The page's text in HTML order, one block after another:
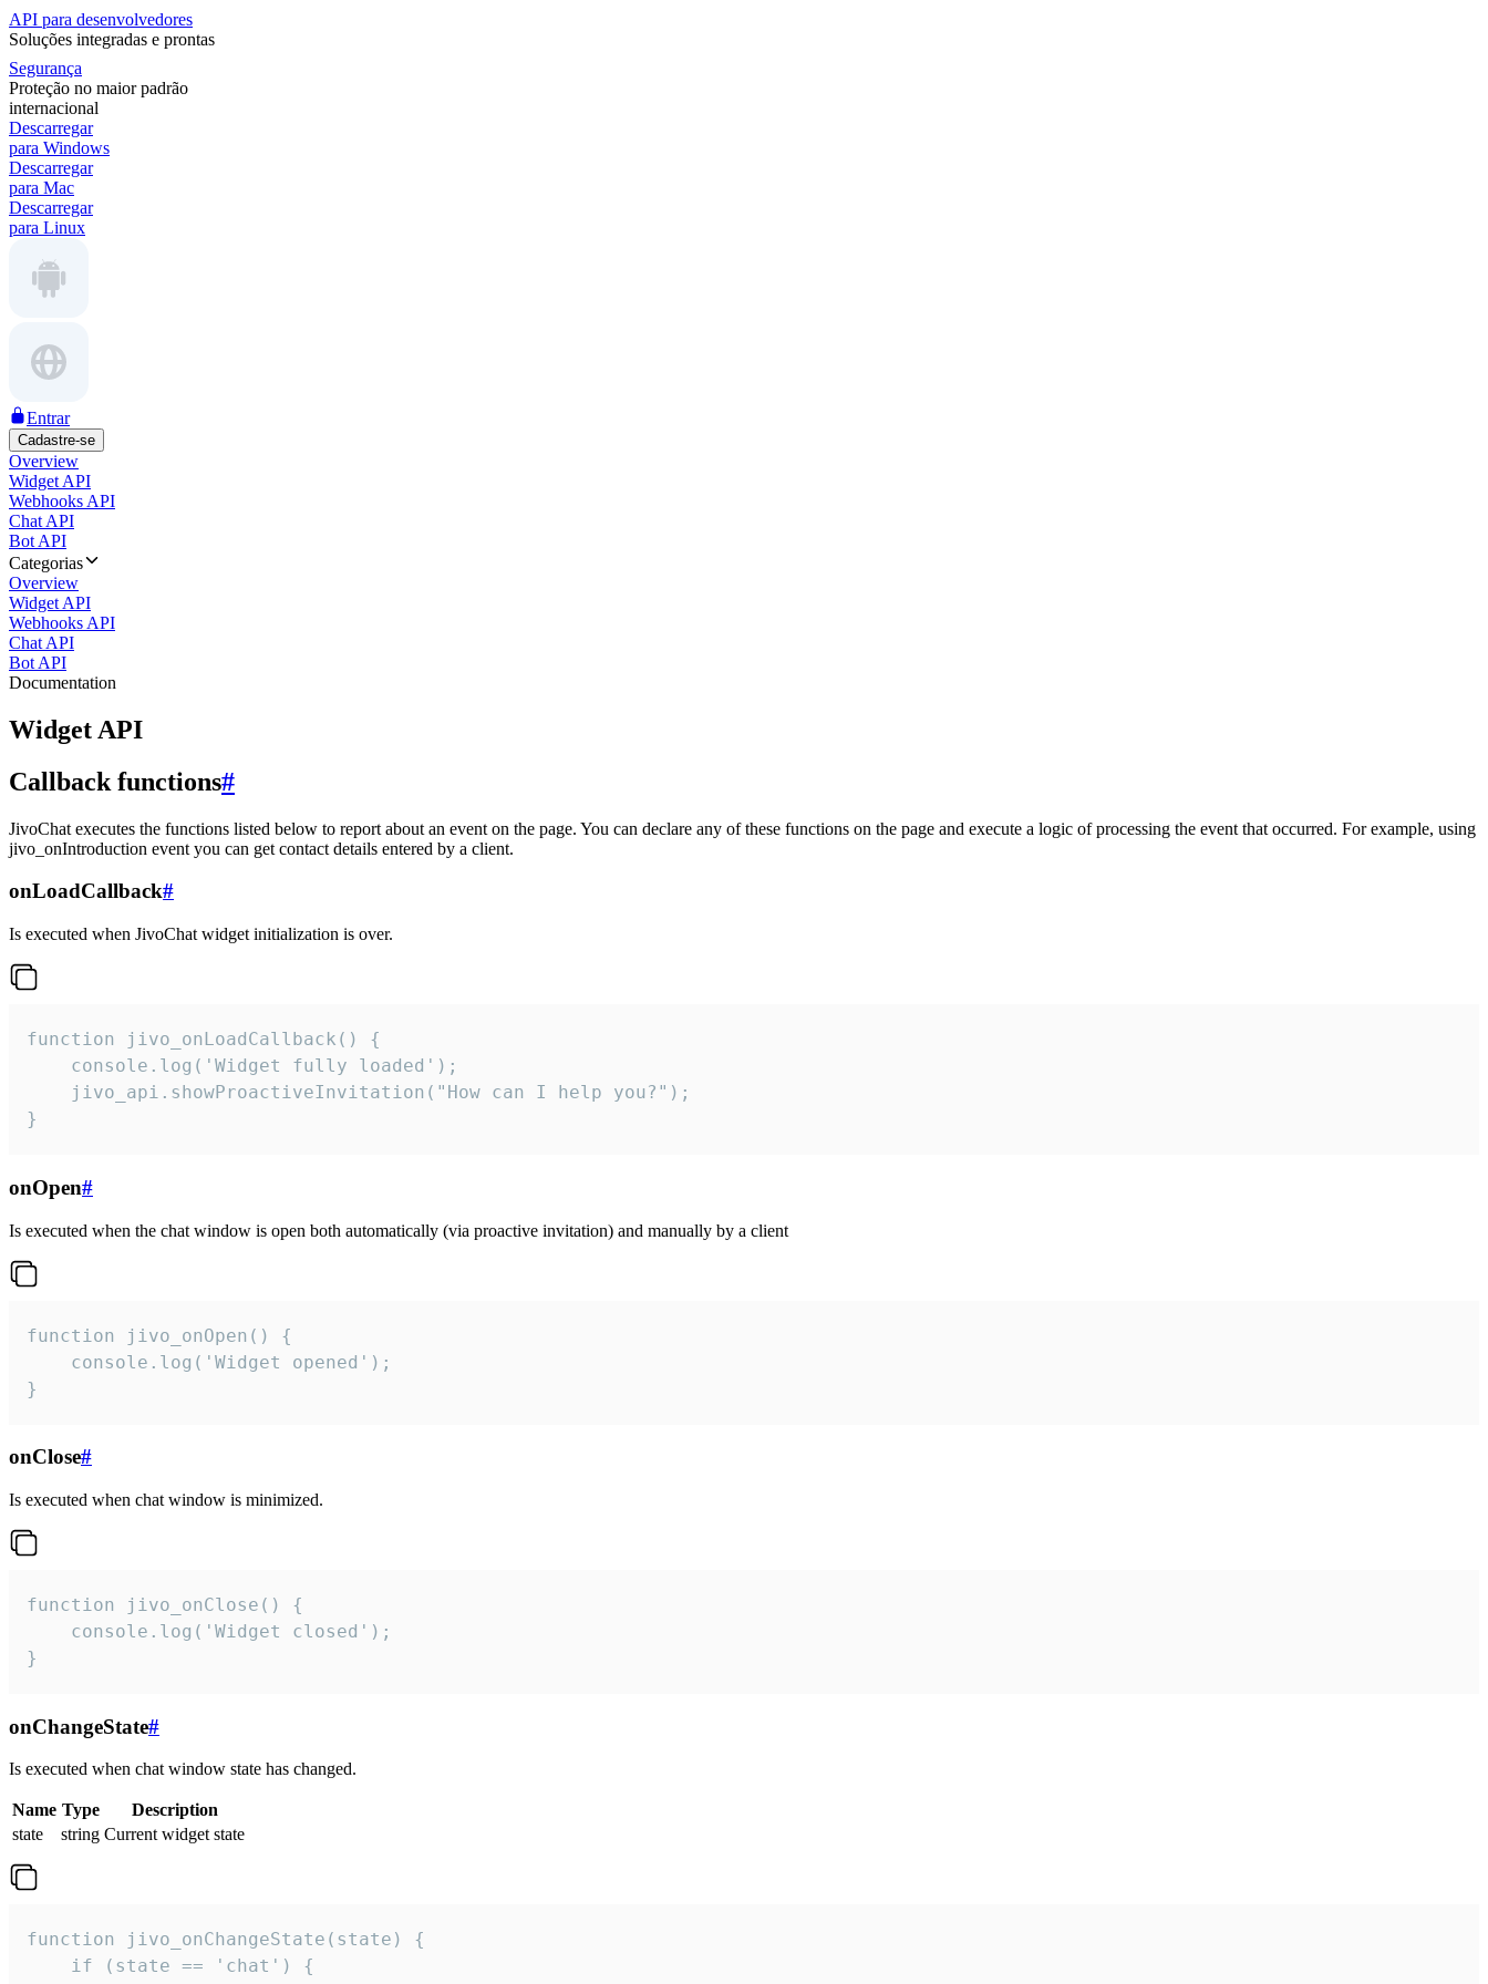
API para desenvolvedores
Soluções integradas e prontas
Segurança
Proteção no maior padrão
internacional
Descarregar
para Windows
Descarregar
para Mac
Descarregar
para Linux
Entrar
Cadastre-se
Overview
Widget API
Webhooks API
Chat API
Bot API
Categorias
Overview
Widget API
Webhooks API
Chat API
Bot API
Documentation
Widget API
Callback functions#
JivoChat executes the functions listed below to report about an event on the page. You can declare any of these functions on the page and execute a logic of processing the event that occurred. For example, using
jivo_onIntroduction event you can get contact details entered by a client.
onLoadCallback#
Is executed when JivoChat widget initialization is over.
function jivo_onLoadCallback() {
    console.log('Widget fully loaded');
    jivo_api.showProactiveInvitation("How can I help you?");
}
onOpen#
Is executed when the chat window is open both automatically (via proactive invitation) and manually by a client
function jivo_onOpen() {
    console.log('Widget opened');
}
onClose#
Is executed when chat window is minimized.
function jivo_onClose() {
    console.log('Widget closed');
}
onChangeState#
Is executed when chat window state has changed.
Name Type
Description
state
string Current widget state
function jivo_onChangeState(state) {
    if (state == 'chat') {